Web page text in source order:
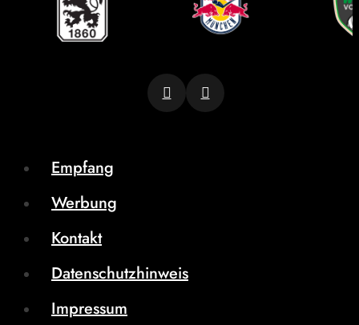
Empfang
Werbung
Kontakt
Datenschutzhinweis
Impressum